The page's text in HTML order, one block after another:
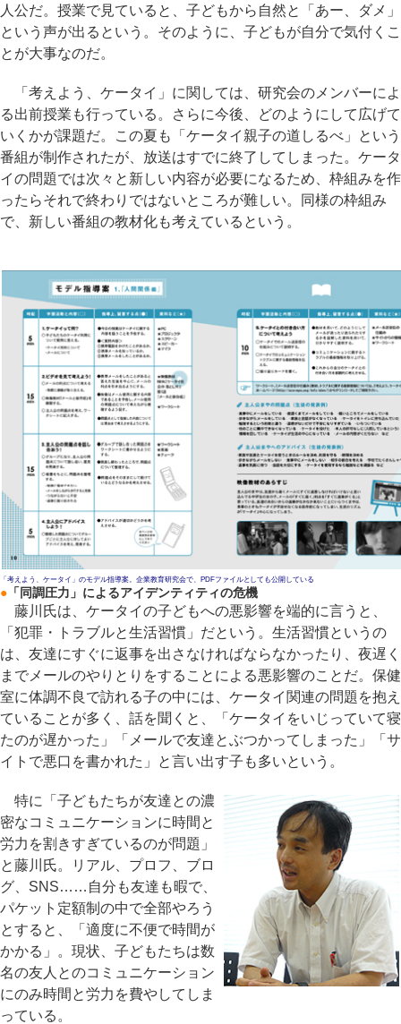
人公だ。授業で見ていると、子どもから自然と「あー、ダメ」
という声が出るという。そのように、子どもが自分で気付くこ
とが大事なのだ。
「考えよう、ケータイ」に関しては、研究会のメンバーによ
る出前授業も行っている。さらに今後、どのようにして広げて
いくかが課題だ。この夏も「ケータイ親子の道しるべ」という
番組が制作されたが、放送はすでに終了してしまった。ケータ
イの問題では次々と新しい内容が必要になるため、枠組みを作
ったらそれで終わりではないところが難しい。同様の枠組み
で、新しい番組の教材化も考えているという。
「考えよう、ケータイ」のモデル指導案。企業教育研究会で、PDFファイルとしても公開している
● 「同調圧力」によるアイデンティティの危機
藤川氏は、ケータイの子どもへの悪影響を端的に言うと、
「犯罪・トラブルと生活習慣」だという。生活習慣というの
は、友達にすぐに返事を出さなければならなかったり、夜遅く
までメールのやりとりをすることによる悪影響のことだ。保健
室に体調不良で訪れる子の中には、ケータイ関連の問題を抱え
ていることが多く、話を聞くと、「ケータイをいじっていて寝
たのが遅かった」「メールで友達とぶつかってしまった」「サ
イトで悪口を書かれた」と言い出す子も多いという。
特に「子どもたちが友達との濃
密なコミュニケーションに時間と
労力を割きすぎているのが問題」
と藤川氏。リアル、プロフ、ブロ
グ、SNS……自分も友達も暇で、
パケット定額制の中で全部やろう
とすると、「適度に不便で時間が
かかる」。現状、子どもたちは数
名の友人とのコミュニケーション
にのみ時間と労力を費やしてしま
っている。